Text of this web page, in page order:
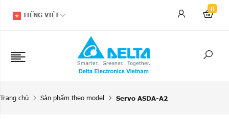
TIẾNG VIỆT
0
Trang chủ Sản phẩm theo model Servo ASDA-A2